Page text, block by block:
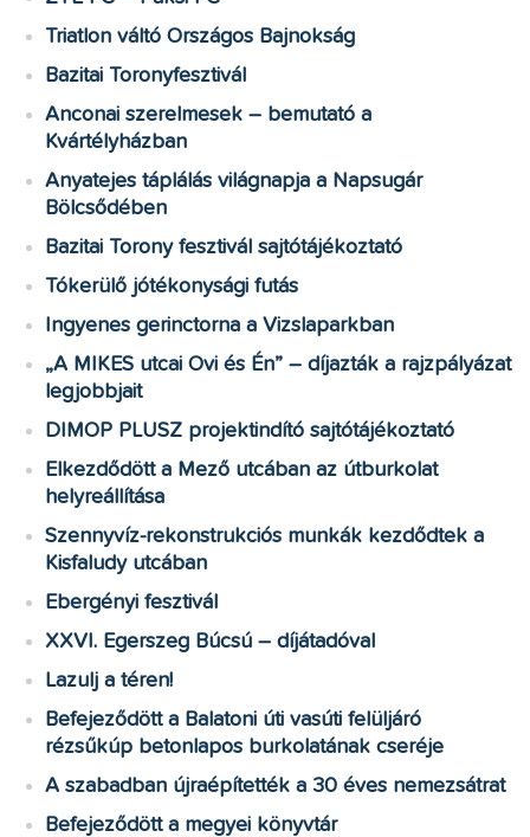
Triatlon váltó Országos Bajnokság
Bazitai Toronyfesztivál
Anconai szerelmesek – bemutató a
Kvártélyházban
Anyatejes táplálás világnapja a Napsugár
Bölcsődében
Bazitai Torony fesztivál sajtótájékoztató
Tókerülő jótékonysági futás
Ingyenes gerinctorna a Vizslaparkban
„A MIKES utcai Ovi és Én” – díjazták a rajzpályázat
legjobbjait
DIMOP PLUSZ projektindító sajtótájékoztató
Elkezdődött a Mező utcában az útburkolat
helyreállítása
Szennyvíz-rekonstrukciós munkák kezdődtek a
Kisfaludy utcában
Ebergényi fesztivál
XXVI. Egerszeg Búcsú – díjátadóval
Lazulj a téren!
Befejeződött a Balatoni úti vasúti felüljáró
rézsűkúp betonlapos burkolatának cseréje
A szabadban újraépítették a 30 éves nemezsátrat
Befejeződött a megyei könyvtár